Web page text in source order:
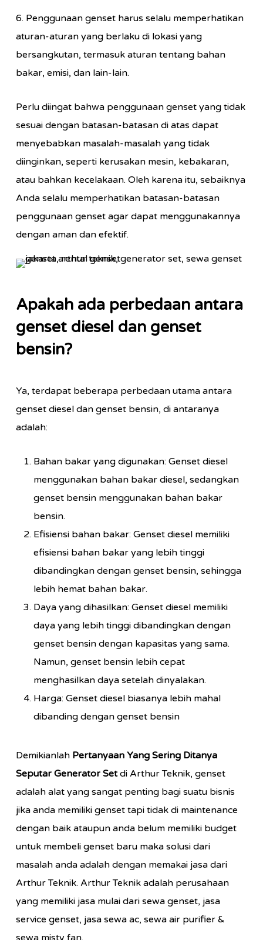
6. Penggunaan genset harus selalu memperhatikan
aturan-aturan yang berlaku di lokasi yang
bersangkutan, termasuk aturan tentang bahan
bakar, emisi, dan lain-lain.
Perlu diingat bahwa penggunaan genset yang tidak
sesuai dengan batasan-batasan di atas dapat
menyebabkan masalah-masalah yang tidak
diinginkan, seperti kerusakan mesin, kebakaran,
atau bahkan kecelakaan. Oleh karena itu, sebaiknya
Anda selalu memperhatikan batasan-batasan
penggunaan genset agar dapat menggunakannya
dengan aman dan efektif.
Apakah ada perbedaan antara
genset diesel dan genset
bensin?
Ya, terdapat beberapa perbedaan utama antara
genset diesel dan genset bensin, di antaranya
adalah:
Bahan bakar yang digunakan: Genset diesel
menggunakan bahan bakar diesel, sedangkan
genset bensin menggunakan bahan bakar
bensin.
Efisiensi bahan bakar: Genset diesel memiliki
efisiensi bahan bakar yang lebih tinggi
dibandingkan dengan genset bensin, sehingga
lebih hemat bahan bakar.
Daya yang dihasilkan: Genset diesel memiliki
daya yang lebih tinggi dibandingkan dengan
genset bensin dengan kapasitas yang sama.
Namun, genset bensin lebih cepat
menghasilkan daya setelah dinyalakan.
Harga: Genset diesel biasanya lebih mahal
dibanding dengan genset bensin
Demikianlah Pertanyaan Yang Sering Ditanya
Seputar Generator Setdi Arthur Teknik, genset
adalah alat yang sangat penting bagi suatu bisnis
jika anda memiliki genset tapi tidak di maintenance
dengan baik ataupun anda belum memiliki budget
untuk membeli genset baru maka solusi dari
masalah anda adalah dengan memakai jasa dari
Arthur Teknik. Arthur Teknik adalah perusahaan
yang memiliki jasa mulai dari sewa genset, jasa
service genset, jasa sewa ac, sewa air purifier &
sewa misty fan.